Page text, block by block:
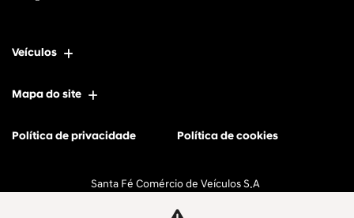
Veículos
Mapa do site
Política de privacidade Política de cookies
Santa Fé Comércio de Veículos S.A
CNPJ: 11.596.056/0001-77